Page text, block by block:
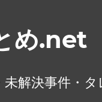
め.net
解決事件・